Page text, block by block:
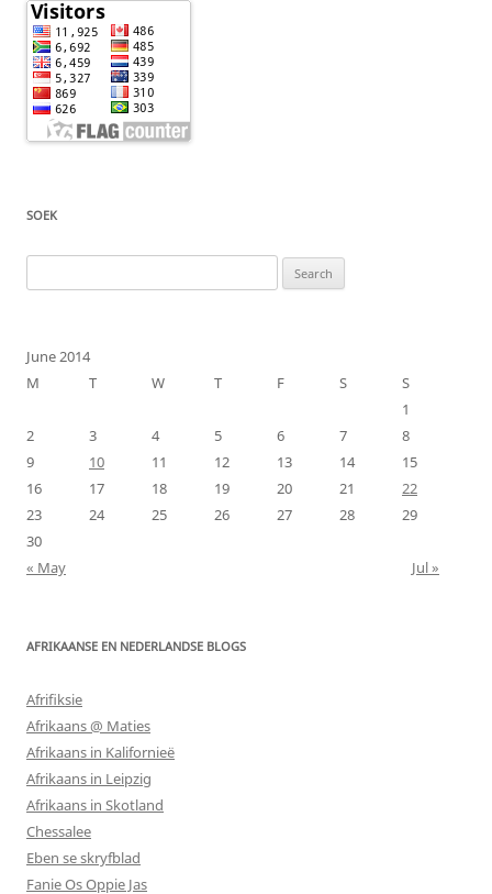
SOEK
for:
June 2014
M
T W T F S
S
1
2
3 4 5 6 7
8
9
10 11 12 13 14
15
16
17 18 19 20 21
22
23
24 25 26 27 28
29
30
« May
Jul »
AFRIKAANSE EN NEDERLANDSE BLOGS
Afrifiksie
Afrikaans @ Maties
Afrikaans in Kalifornieë
Afrikaans in Leipzig
Afrikaans in Skotland
Chessalee
Eben se skryfblad
Fanie Os Oppie Jas